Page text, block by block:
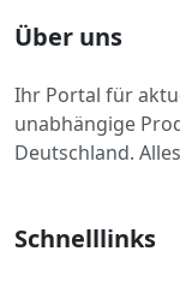
Über uns
Ihr Portal für
unabhängige
Deutschland.
Schnelllinks